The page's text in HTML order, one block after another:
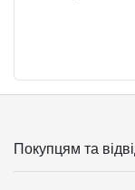
Покупцям та